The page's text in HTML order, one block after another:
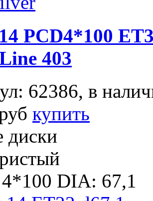
PCD4*100
403
62386, в
купить
диски
DIA: 67,1